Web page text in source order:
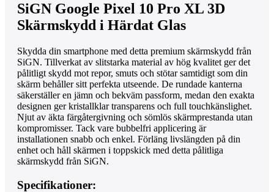
SiGN Google Pixel 10 Pro XL 3D
Skärmskydd i Härdat Glas
Skydda din smartphone med detta premium skärmskydd från
SiGN. Tillverkat av slitstarka material av hög kvalitet ger det
pålitligt skydd mot repor, smuts och stötar samtidigt som din
skärm behåller sitt perfekta utseende. De rundade kanterna
säkerställer en jämn och bekväm passform, medan den exakta
designen ger kristallklar transparens och full touchkänslighet.
Njut av äkta färgåtergivning och sömlös skärmprestanda utan
kompromisser. Tack vare bubbelfri applicering är
installationen snabb och enkel. Förläng livslängden på din
enhet och håll skärmen i toppskick med detta pålitliga
skärmskydd från SiGN.
Specifikationer: